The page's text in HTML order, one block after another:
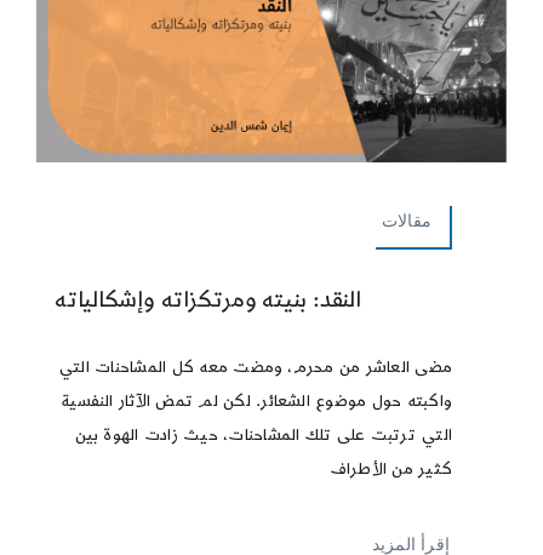
مقالات
النقد: بنيته ومرتكزاته وإشكالياته
مضى العاشر من محرم، ومضت معه كل المشاحنات التي
واكبته حول موضوع الشعائر. لكن لم تمض الآثار النفسية
التي ترتبت على تلك المشاحنات، حيث زادت الهوة بين
كثير من الأطراف
إقرأ المزيد